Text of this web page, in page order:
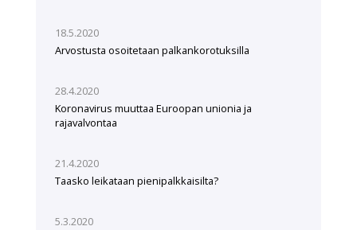
18.5.2020
Arvostusta osoitetaan palkankorotuksilla
28.4.2020
Koronavirus muuttaa Euroopan unionia ja
rajavalvontaa
21.4.2020
Taasko leikataan pienipalkkaisilta?
5.3.2020